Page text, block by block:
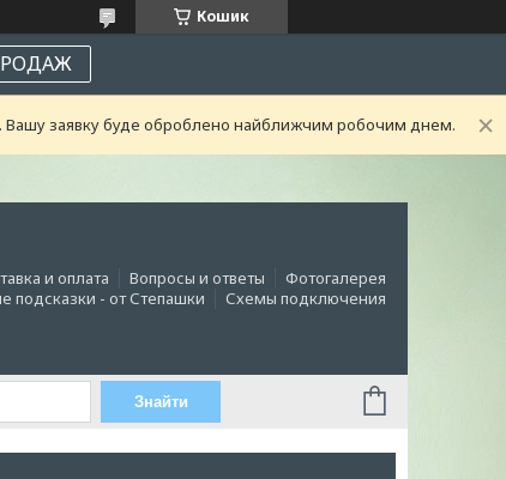
Кошик
Вашу заявку буде оброблено найближчим робочим днем.
и оплата Вопросы и ответы
Фотогалерея
подсказки - от Степашки Схемы подключения
Знайти